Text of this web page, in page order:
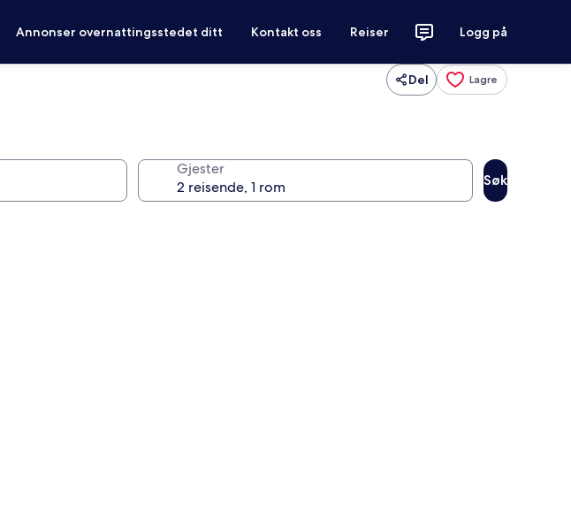
Annonser overnattingsstedet ditt Kontakt oss Reiser Logg på
Del Lagre
Gjester
Søk